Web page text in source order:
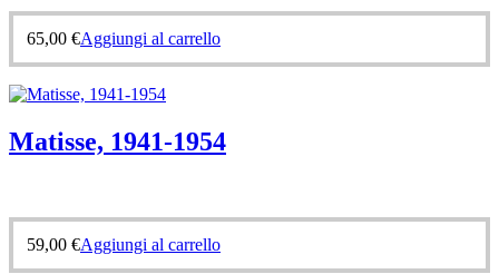
65,00 €Aggiungi al carrello
Matisse, 1941-1954
59,00 €Aggiungi al carrello